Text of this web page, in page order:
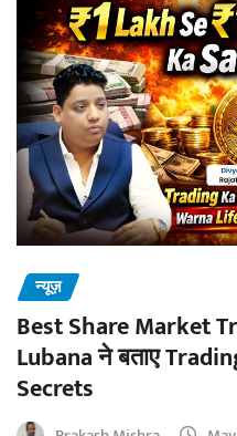
न्यूज़
Best Share Market
Lubana ने बताए
Secrets